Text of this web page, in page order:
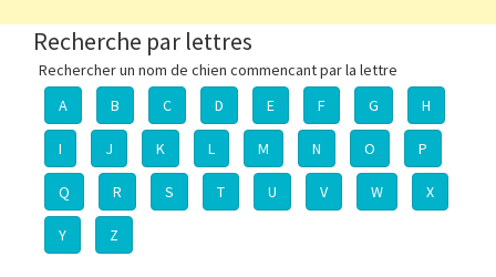
Recherche par lettres
Rechercher un nom de chien commencant par la lettre
A
B C D E F G H
I J K L M N O P
Q R S T U V W X
Y Z